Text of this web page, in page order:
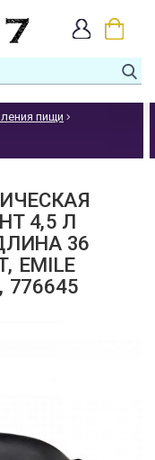
пищи
4,5 Л
36
EMILE
776645